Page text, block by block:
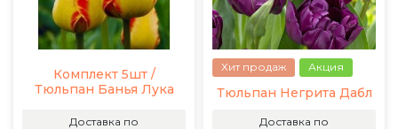
Комплект 5шт /
Тюльпан Банья Лука
Доставка по
Хит продаж Акция
Тюльпан Негрита Дабл
Доставка по